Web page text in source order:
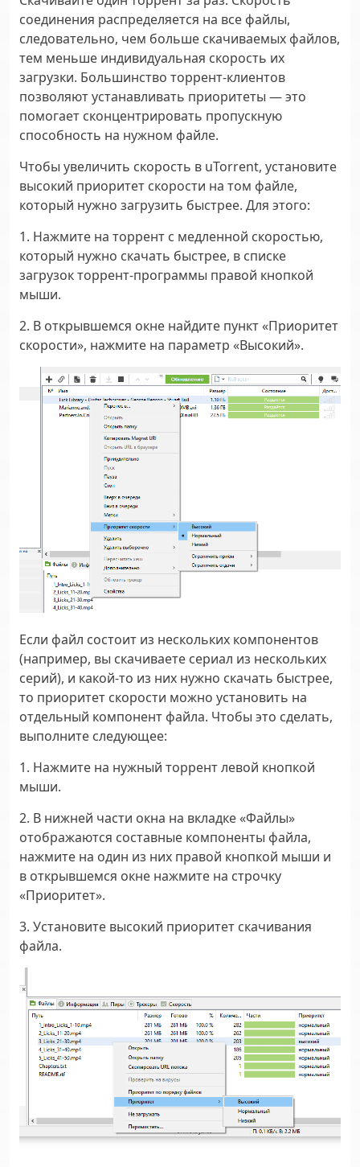
соединения распределяется на все файлы,
следовательно, чем больше скачиваемых файлов,
тем меньше индивидуальная скорость их
загрузки. Большинство торрент-клиентов
позволяют устанавливать приоритеты — это
помогает сконцентрировать пропускную
способность на нужном файле.
Чтобы увеличить скорость в uTorrent, установите
высокий приоритет скорости на том файле,
который нужно загрузить быстрее. Для этого:
1. Нажмите на торрент с медленной скоростью,
который нужно скачать быстрее, в списке
загрузок торрент-программы правой кнопкой
мыши.
2. В открывшемся окне найдите пункт «Приоритет
скорости», нажмите на параметр «Высокий».
Если файл состоит из нескольких компонентов
(например, вы скачиваете сериал из нескольких
серий), и какой-то из них нужно скачать быстрее,
то приоритет скорости можно установить на
отдельный компонент файла. Чтобы это сделать,
выполните следующее:
1. Нажмите на нужный торрент левой кнопкой
мыши.
2. В нижней части окна на вкладке «Файлы»
отображаются составные компоненты файла,
нажмите на один из них правой кнопкой мыши и
в открывшемся окне нажмите на строчку
«Приоритет».
3. Установите высокий приоритет скачивания
файла.